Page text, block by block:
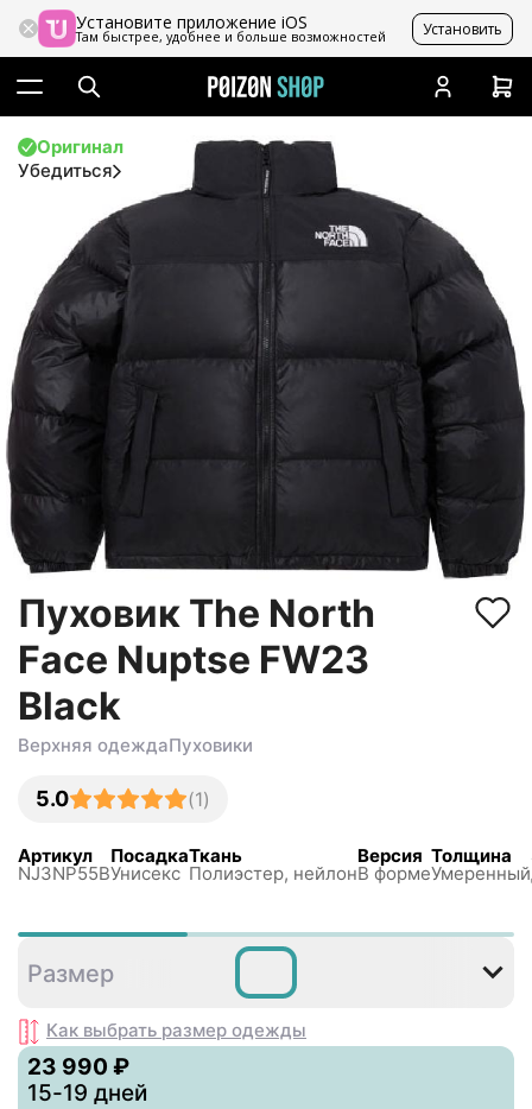
Установите приложение iOS
Там быстрее, удобнее и больше возможностей Установить
Оригинал
Убедиться
Пуховик The North
Face Nuptse FW23
Black
Верхняя одеждаПуховики
5.0 (1)
Артикул
NJ3NP55B
Посадка
Унисекс
Ткань
Полиэстер, нейлон
Версия
В форме
Толщина
Умеренный
Размер
Как выбрать размер одежды
23 990 ₽
15-19 дней